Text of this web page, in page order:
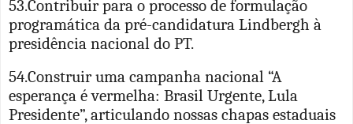
53.Contribuir para o processo de formulação
programática da pré-candidatura Lindbergh à
presidência nacional do PT.
54.Construir uma campanha nacional “A
esperança é vermelha: Brasil Urgente, Lula
Presidente”, articulando nossas chapas estaduais